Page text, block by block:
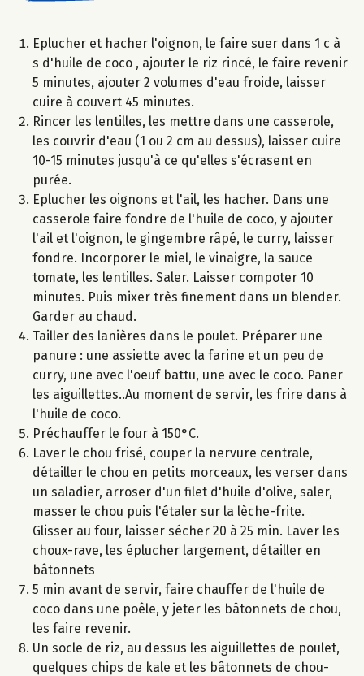
Eplucher et hacher l'oignon, le faire suer dans 1 c à
s d'huile de coco , ajouter le riz rincé, le faire revenir
5 minutes, ajouter 2 volumes d'eau froide, laisser
cuire à couvert 45 minutes.
Rincer les lentilles, les mettre dans une casserole,
les couvrir d'eau (1 ou 2 cm au dessus), laisser cuire
10-15 minutes jusqu'à ce qu'elles s'écrasent en
purée.
Eplucher les oignons et l'ail, les hacher. Dans une
casserole faire fondre de l'huile de coco, y ajouter
l'ail et l'oignon, le gingembre râpé, le curry, laisser
fondre. Incorporer le miel, le vinaigre, la sauce
tomate, les lentilles. Saler. Laisser compoter 10
minutes. Puis mixer très finement dans un blender.
Garder au chaud.
Tailler des lanières dans le poulet. Préparer une
panure : une assiette avec la farine et un peu de
curry, une avec l'oeuf battu, une avec le coco. Paner
les aiguillettes..Au moment de servir, les frire dans à
l'huile de coco.
Préchauffer le four à 150°C.
Laver le chou frisé, couper la nervure centrale,
détailler le chou en petits morceaux, les verser dans
un saladier, arroser d'un filet d'huile d'olive, saler,
masser le chou puis l'étaler sur la lèche-frite.
Glisser au four, laisser sécher 20 à 25 min. Laver les
choux-rave, les éplucher largement, détailler en
bâtonnets
5 min avant de servir, faire chauffer de l'huile de
coco dans une poêle, y jeter les bâtonnets de chou,
les faire revenir.
Un socle de riz, au dessus les aiguillettes de poulet,
quelques chips de kale et les bâtonnets de chou-